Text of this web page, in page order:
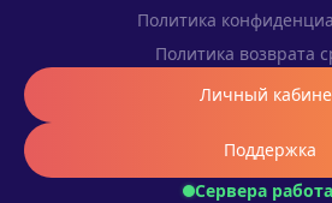
Сервера
Политика
Политика возврата
Личный
Поддержка